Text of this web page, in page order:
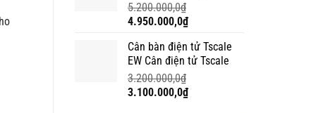
5.200.000,0₫
Giá
là:
5.200.000,0₫.
4.950.000,0₫Giá
tại
là:
Cân bàn điện tử Tscale
EW Cân điện tử Tscale
3.200.000,0₫
Giá
3.100.000,0₫Giá